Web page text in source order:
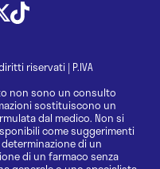
riservati| P.IVA
non sono un consulto
sostituiscono un
dal medico. Non si
come suggerimenti
di un
di un farmaco senza